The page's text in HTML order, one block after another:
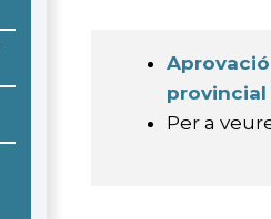
provincial
Per a